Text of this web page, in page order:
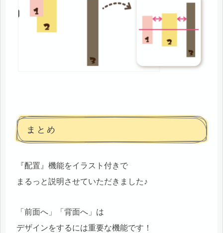
まとめ
『配置』機能をイラスト付きで
まるっと説明させていただきました♪
「前面へ」「背面へ」は
デザインをするには重要な機能です！